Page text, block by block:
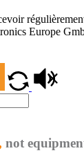
Europe
not